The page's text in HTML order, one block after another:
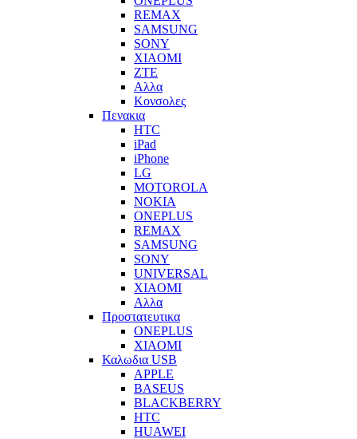
REMAX
SAMSUNG
SONY
XIAOMI
ZTE
Αλλα
Κονσολες
Πενακια
HTC
iPad
iPhone
LG
MOTOROLA
NOKIA
ONEPLUS
REMAX
SAMSUNG
SONY
UNIVERSAL
XIAOMI
Αλλα
Προστατευτικα
ONEPLUS
XIAOMI
Καλωδια USB
APPLE
BASEUS
BLACKBERRY
HTC
HUAWEI